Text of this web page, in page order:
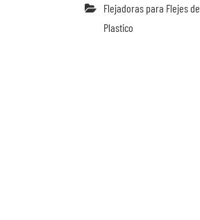
Flejadoras para Flejes de
Plastico